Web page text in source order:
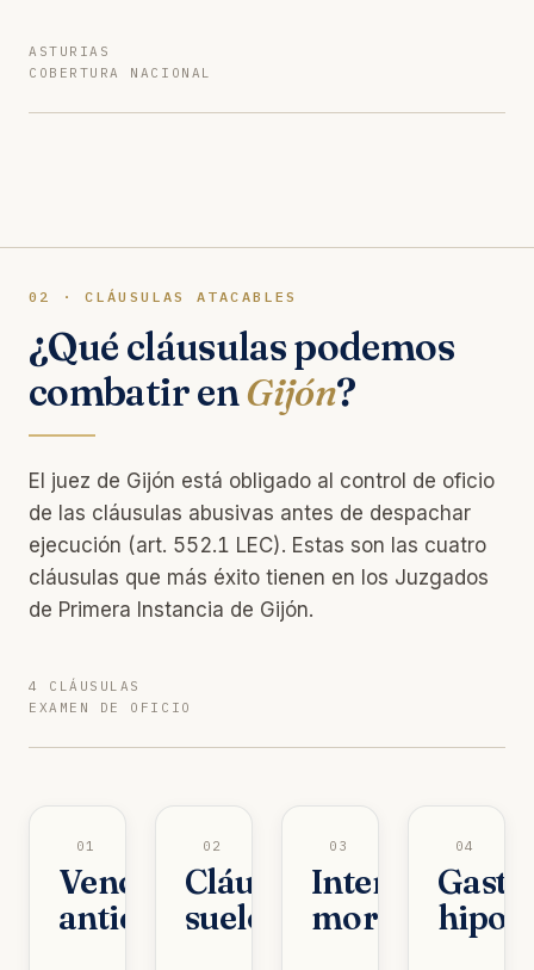
ASTURIAS
COBERTURA NACIONAL
02 · CLÁUSULAS ATACABLES
¿Qué cláusulas podemos
combatir enGijón?
El juez de Gijón está obligado al control de oficio
de las cláusulas abusivas antes de despachar
ejecución (art. 552.1 LEC). Estas son las cuatro
cláusulas que más éxito tienen en los Juzgados
de Primera Instancia de Gijón.
4 CLÁUSULAS
EXAMEN DE OFICIO
01
Vencimiento
anticipado
02
Cláusula
suelo
03
Intereses
moratorios
04